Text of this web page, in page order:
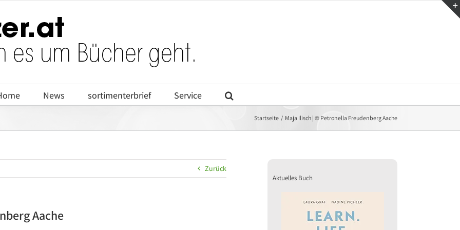
News sortimenterbrief Service
Startseite Maja Ilisch | © Petronella Freudenberg Aache
Zurück
Aache
Aktuelles Buch